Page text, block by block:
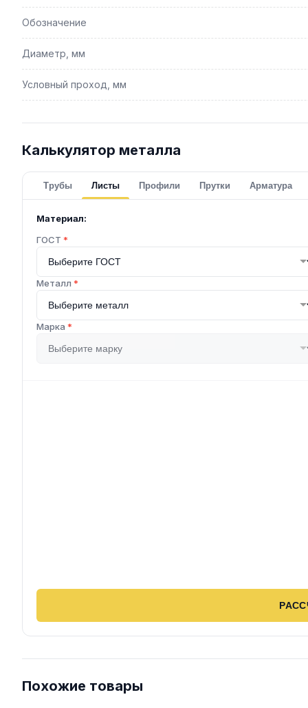
Обозначение
Диаметр, мм
Условный проход, мм
Калькулятор металла
Трубы Листы Профили Прутки Арматура
Материал:
ГОСТ *
Металл *
Марка *
Похожие товары